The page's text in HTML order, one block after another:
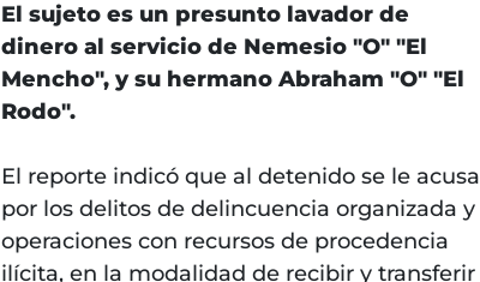
El sujeto es un presunto lavador de
dinero al servicio de Nemesio "O" "El
Mencho", y su hermano Abraham "O" "El
Rodo".
El reporte indicó que al detenido se le acusa
por los delitos de delincuencia organizada y
operaciones con recursos de procedencia
ilícita, en la modalidad de recibir y transferir